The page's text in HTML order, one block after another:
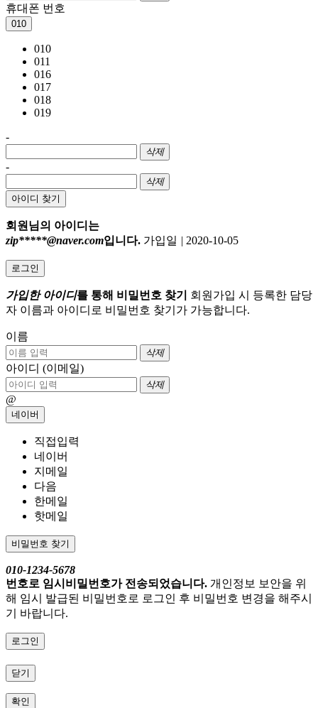
휴대폰 번호
010
010
011
016
017
018
019
-
삭제
-
삭제
아이디 찾기
회원님의 아이디는
zip*****@naver.com입니다. 가입일 | 2020-10-05
로그인
가입한 아이디를 통해 비밀번호 찾기
회원가입 시 등록한 담당
자 이름과 아이디로 비밀번호 찾기가 가능합니다.
이름
삭제
아이디 (이메일)
삭제
@
네이버
직접입력
네이버
지메일
다음
한메일
핫메일
비밀번호 찾기
010-1234-5678
번호로 임시비밀번호가 전송되었습니다. 개인정보 보안을 위
해 임시 발급된 비밀번호로 로그인 후 비밀번호 변경을 해주시
기 바랍니다.
로그인
닫기
확인